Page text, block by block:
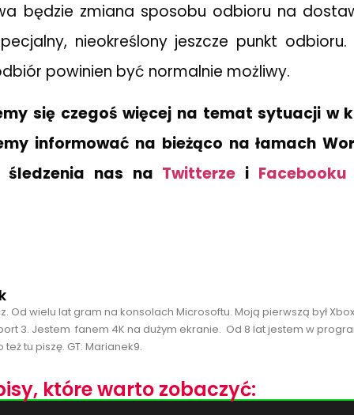
będzie zmiana sposobu odbioru na
nieokreślony jeszcze punkt odbioru.
powinien być normalnie możliwy.
się czegoś więcej na temat sytuacji w
informować na bieżąco na łamach
śledzenia nas na Twitterze i Facebooku
Od wielu lat gram na konsolach Microsoftu. Moją pierwszą był
3. Jestem fanem 4K na dużym ekranie. Od 8 lat jestem w
tu piszę. GT: Marianek9.
które warto zobaczyć: